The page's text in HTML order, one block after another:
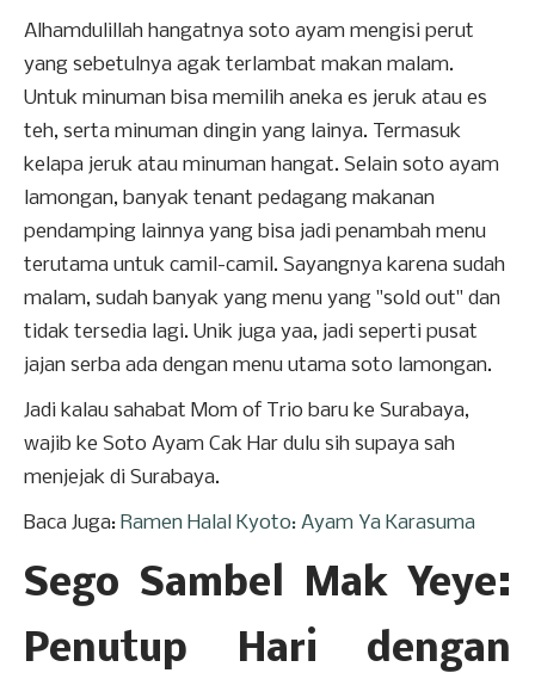
Alhamdulillah hangatnya soto ayam mengisi perut
yang sebetulnya agak terlambat makan malam.
Untuk minuman bisa memilih aneka es jeruk atau es
teh, serta minuman dingin yang lainya. Termasuk
kelapa jeruk atau minuman hangat. Selain soto ayam
lamongan, banyak tenant pedagang makanan
pendamping lainnya yang bisa jadi penambah menu
terutama untuk camil-camil. Sayangnya karena sudah
malam, sudah banyak yang menu yang "sold out" dan
tidak tersedia lagi. Unik juga yaa, jadi seperti pusat
jajan serba ada dengan menu utama soto lamongan.
Jadi kalau sahabat Mom of Trio baru ke Surabaya,
wajib ke Soto Ayam Cak Har dulu sih supaya sah
menjejak di Surabaya.
Baca Juga: Ramen Halal Kyoto: Ayam Ya Karasuma
Sego Sambel Mak Yeye:
Penutup Hari dengan